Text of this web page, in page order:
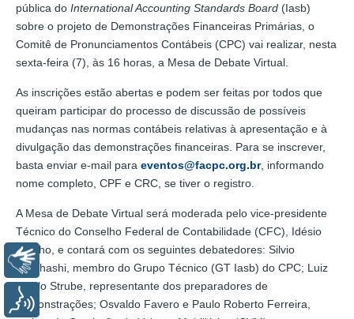
pública do International Accounting Standards Board (Iasb)
sobre o projeto de Demonstrações Financeiras Primárias, o
Comitê de Pronunciamentos Contábeis (CPC) vai realizar, nesta
sexta-feira (7), às 16 horas, a Mesa de Debate Virtual.
As inscrições estão abertas e podem ser feitas por todos que
queiram participar do processo de discussão de possíveis
mudanças nas normas contábeis relativas à apresentação e à
divulgação das demonstrações financeiras. Para se inscrever,
basta enviar e-mail para eventos@facpc.org.br, informando
nome completo, CPF e CRC, se tiver o registro.
A Mesa de Debate Virtual será moderada pelo vice-presidente
Técnico do Conselho Federal de Contabilidade (CFC), Idésio
Coelho, e contará com os seguintes debatedores: Silvio
Takahashi, membro do Grupo Técnico (GT Iasb) do CPC; Luiz
Murilo Strube, representante dos preparadores de
demonstrações; Osvaldo Favero e Paulo Roberto Ferreira,
Voz